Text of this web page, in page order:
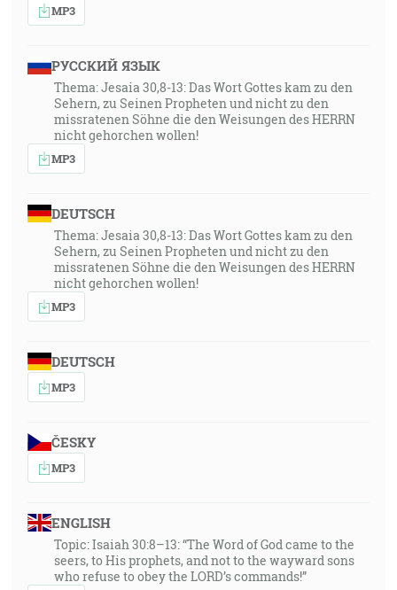
MP3
РУССКИЙ ЯЗЫК
Thema: Jesaia 30,8-13: Das Wort Gottes kam zu den
Sehern, zu Seinen Propheten und nicht zu den
missratenen Söhne die den Weisungen des HERRN
nicht gehorchen wollen!
MP3
DEUTSCH
Thema: Jesaia 30,8-13: Das Wort Gottes kam zu den
Sehern, zu Seinen Propheten und nicht zu den
missratenen Söhne die den Weisungen des HERRN
nicht gehorchen wollen!
MP3
DEUTSCH
MP3
ČESKY
MP3
ENGLISH
Topic: Isaiah 30:8–13: “The Word of God came to the
seers, to His prophets, and not to the wayward sons
who refuse to obey the LORD’s commands!”